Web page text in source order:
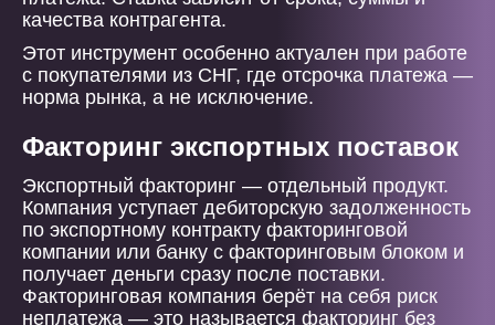
качества контрагента.
Этот инструмент особенно актуален при работе
с покупателями из СНГ, где отсрочка платежа —
норма рынка, а не исключение.
Факторинг экспортных поставок
Экспортный факторинг — отдельный продукт.
Компания уступает дебиторскую задолженность
по экспортному контракту факторинговой
компании или банку с факторинговым блоком и
получает деньги сразу после поставки.
Факторинговая компания берёт на себя риск
неплатежа — это называется факторинг без